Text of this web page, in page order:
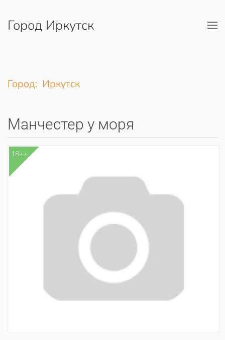
Перейти к содержимому
Город Иркутск
Город: Иркутск
Манчестер у моря
18++